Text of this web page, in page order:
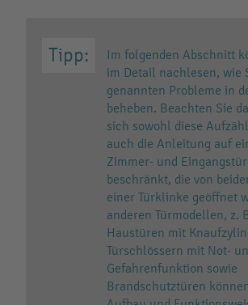
Im folgenden Abschnitt
im Detail nachlesen, wie
genannten Probleme in
beheben. Beachten Sie
sich sowohl diese
auch die Anleitung auf
Zimmer- und
beschränkt, die von
einer Türklinke geöffnet
anderen Türmodellen, z.
Haustüren mit
Türschlössern mit Not-
Gefahrenfunktion sowie
Brandschutztüren